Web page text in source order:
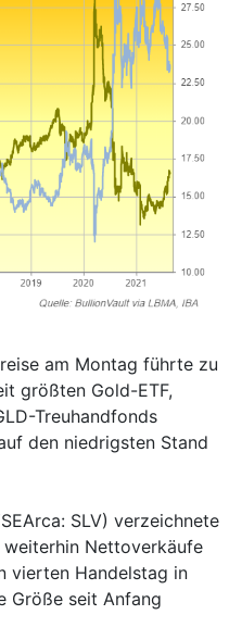
am Montag führte zu
größten Gold-ETF,
Treuhandfonds
den niedrigsten Stand
SLV) verzeichnete
Nettoverkäufe
vierten Handelstag in
Größe seit Anfang